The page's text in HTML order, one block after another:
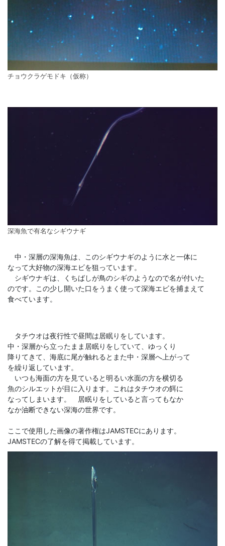
チョウクラゲモドキ（仮称）
深海魚で有名なシギウナギ
中・深層の深海魚は、このシギウナギのように水と一体に
なって大好物の深海エビを狙っています。
シギウナギは、くちばしが鳥のシギのようなので名が付いた
のです。この少し開いた口をうまく使って深海エビを捕まえて
食べています。
タチウオは夜行性で昼間は居眠りをしています。
中・深層から立ったまま居眠りをしていて、ゆっくり
降りてきて、海底に尾が触れるとまた中・深層へ上がって
を繰り返しています。
いつも海面の方を見ていると明るい水面の方を横切る
魚のシルエットが目に入ります。これはタチウオの餌に
なってしまいます。 居眠りをしていると言ってもなか
なか油断できない深海の世界です。
ここで使用した画像の著作権はJAMSTECにあります。
JAMSTECの了解を得て掲載しています。